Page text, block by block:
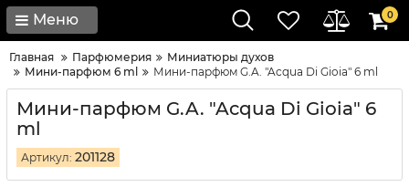
Меню 0
Главная Парфюмерия
Миниатюры духов
Мини-парфюм 6 ml
Мини-парфюм G.A. "Acqua Di Gioia" 6 ml
Мини-парфюм G.A. "Acqua Di Gioia" 6
ml
Артикул: 201128